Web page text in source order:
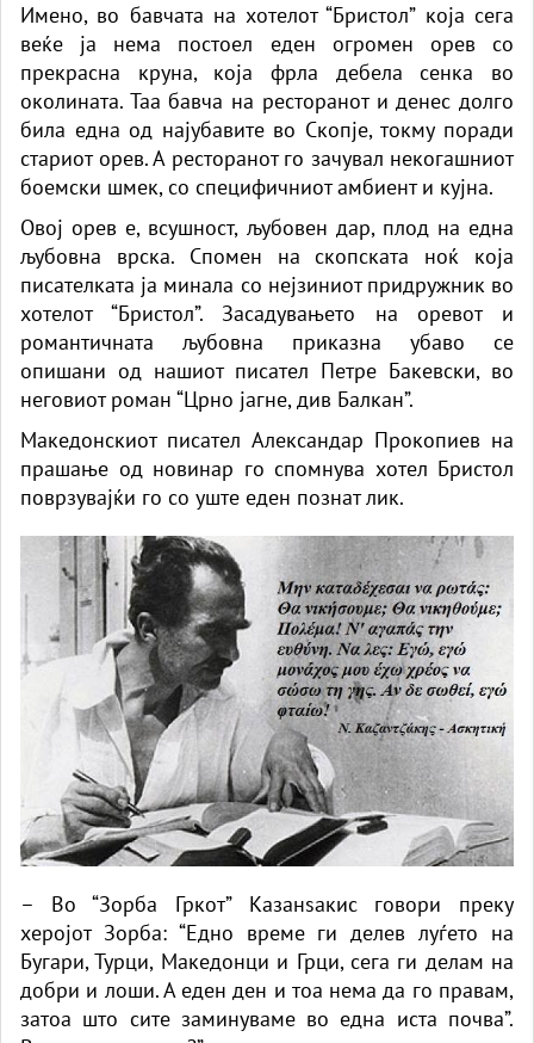
Имено, во бавчата на хотелот “Бристол” која сега
веќе ја нема постоел еден огромен орев со
прекрасна круна, која фрла дебела сенка во
околината. Таа бавча на ресторанот и денес долго
била една од најубавите во Скопје, токму поради
стариот орев. А ресторанот го зачувал некогашниот
боемски шмек, со специфичниот амбиент и кујна.
Овој орев е, всушност, љубовен дар, плод на една
љубовна врска. Спомен на скопската ноќ која
писателката ја минала со нејзиниот придружник во
хотелот “Бристол”. Засадувањето на оревот и
романтичната љубовна приказна убаво се
опишани од нашиот писател Петре Бакевски, во
неговиот роман “Црно јагне, див Балкан”.
Македонскиот писател Александар Прокопиев на
прашање од новинар го спомнува хотел Бристол
поврзувајќи го со уште еден познат лик.
– Во “Зорба Гркот” Казанѕакис говори преку
херојот Зорба: “Едно време ги делев луѓето на
Бугари, Турци, Македонци и Грци, сега ги делам на
добри и лоши. А еден ден и тоа нема да го правам,
затоа што сите заминуваме во една иста почва”.